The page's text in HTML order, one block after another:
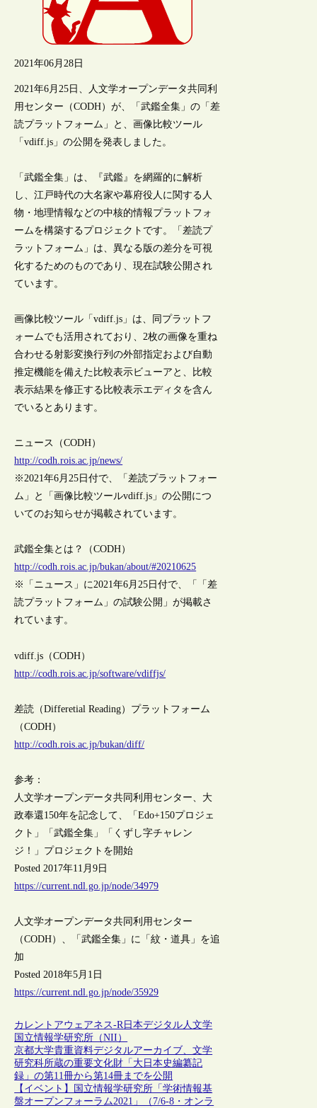
2021年06月28日
2021年6月25日、人文学オープンデータ共同利
用センター（CODH）が、「武鑑全集」の「差
読プラットフォーム」と、画像比較ツール
「vdiff.js」の公開を発表しました。
「武鑑全集」は、『武鑑』を網羅的に解析
し、江戸時代の大名家や幕府役人に関する人
物・地理情報などの中核的情報プラットフォ
ームを構築するプロジェクトです。「差読プ
ラットフォーム」は、異なる版の差分を可視
化するためのものであり、現在試験公開され
ています。
画像比較ツール「vdiff.js」は、同プラットフ
ォームでも活用されており、2枚の画像を重ね
合わせる射影変換行列の外部指定および自動
推定機能を備えた比較表示ビューアと、比較
表示結果を修正する比較表示エディタを含ん
でいるとあります。
ニュース（CODH）
http://codh.rois.ac.jp/news/
※2021年6月25日付で、「差読プラットフォー
ム」と「画像比較ツールvdiff.js」の公開につ
いてのお知らせが掲載されています。
武鑑全集とは？（CODH）
http://codh.rois.ac.jp/bukan/about/#20210625
※「ニュース」に2021年6月25日付で、「「差
読プラットフォーム」の試験公開」が掲載さ
れています。
vdiff.js（CODH）
http://codh.rois.ac.jp/software/vdiffjs/
差読（Differetial Reading）プラットフォーム
（CODH）
http://codh.rois.ac.jp/bukan/diff/
参考：
人文学オープンデータ共同利用センター、大
政奉還150年を記念して、「Edo+150プロジェ
クト」「武鑑全集」「くずし字チャレン
ジ！」プロジェクトを開始
Posted 2017年11月9日
https://current.ndl.go.jp/node/34979
人文学オープンデータ共同利用センター
（CODH）、「武鑑全集」に「紋・道具」を追
加
Posted 2018年5月1日
https://current.ndl.go.jp/node/35929
カレントアウェアネス-R日本デジタル人文学
国立情報学研究所（NII）
京都大学貴重資料デジタルアーカイブ、文学
研究科所蔵の重要文化財「大日本史編纂記
録」の第11冊から第14冊までを公開
【イベント】国立情報学研究所「学術情報基
盤オープンフォーラム2021」（7/6-8・オンラ